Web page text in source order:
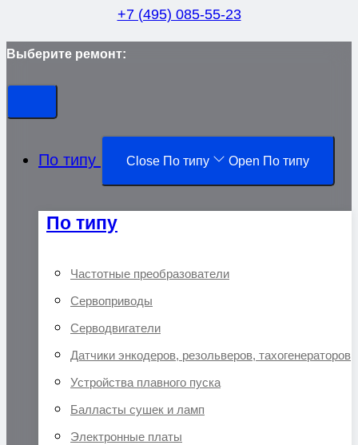
+7 (495) 085-55-23
Выберите ремонт:
По типу Close По типу Open По типу
По типу
Частотные преобразователи
Сервоприводы
Серводвигатели
Датчики энкодеров, резольверов, тахогенераторов
Устройства плавного пуска
Балласты сушек и ламп
Электронные платы